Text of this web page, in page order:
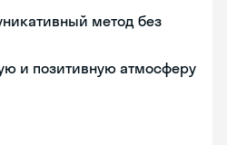
метод без
и позитивную атмосферу